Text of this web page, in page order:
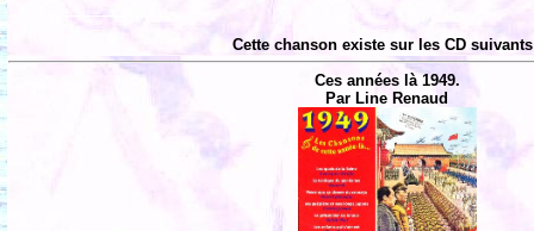
Cette chanson existe sur les CD
Ces années là 1949.
Par Line Renaud